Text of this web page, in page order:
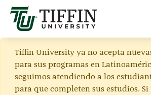
Tiffin University ya no acepta
para sus programas en
seguimos atendiendo a los
para que completen sus estudios. Si